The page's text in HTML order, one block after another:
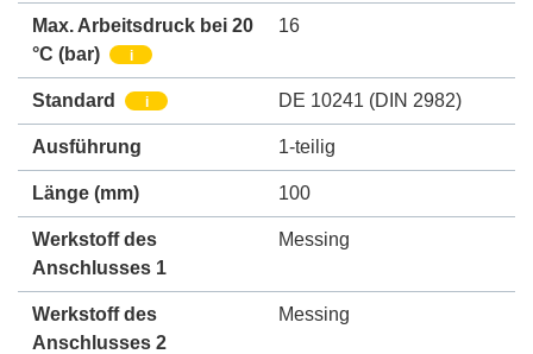
Max. Arbeitsdruck bei 20
°C (bar)
i
16
Standard i DE 10241 (DIN 2982)
Ausführung 1-teilig
Länge (mm) 100
Werkstoff des
Anschlusses 1
Messing
Werkstoff des
Anschlusses 2
Messing